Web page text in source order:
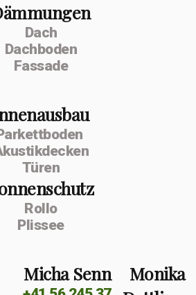
Dach
Dachboden
Fassade
Türen
Rollo
Plissee
Micha Senn
Monika